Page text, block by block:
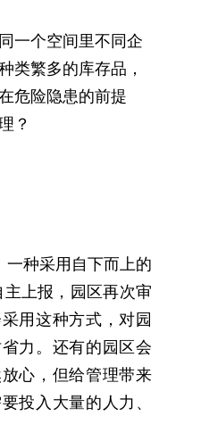
一个空间里不同企
类繁多的库存品，
危险隐患的前提
？
一种采用自下而上的
上报，园区再次审
用这种方式，对园
力。还有的园区会
心，但给管理带来
投入大量的人力、